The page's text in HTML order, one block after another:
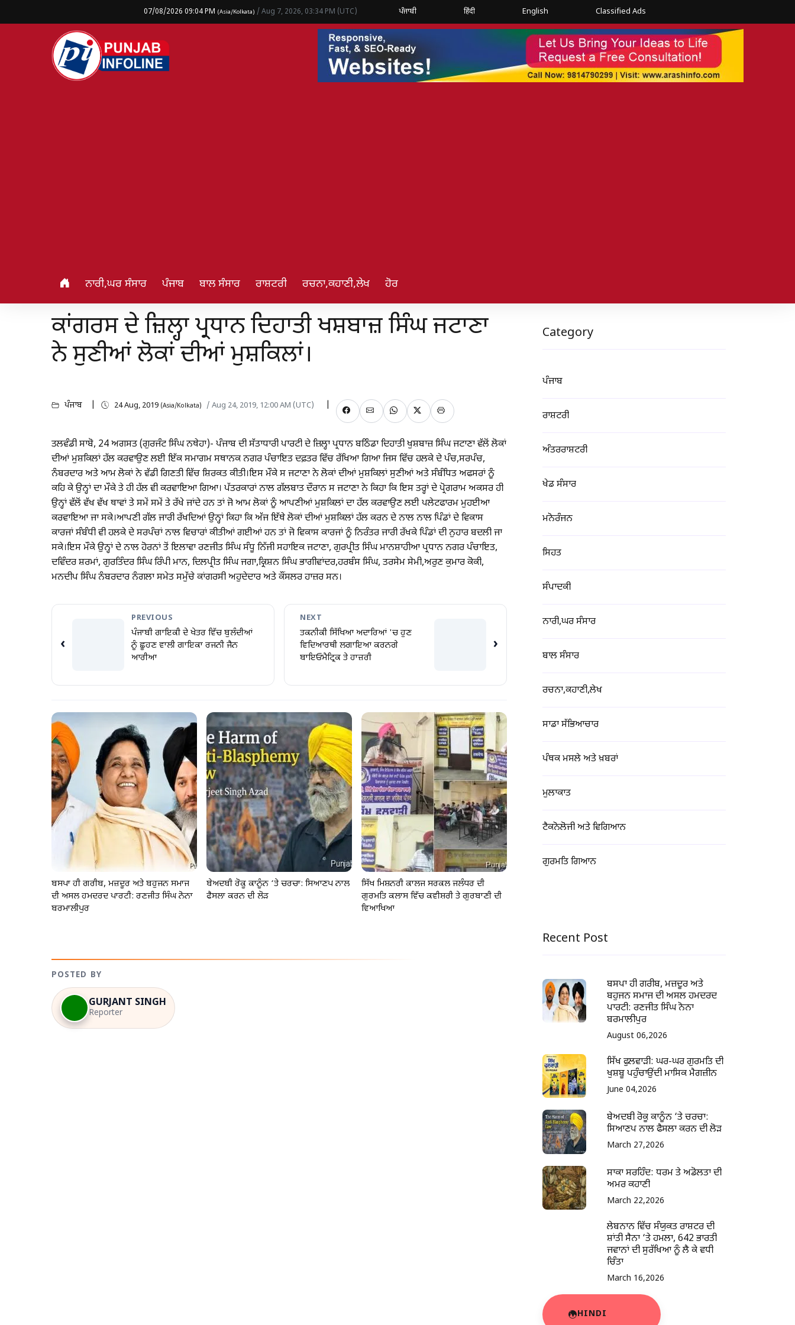
07/08/2026 09:04 PM (Asia/Kolkata) / Aug 7, 2026, 03:34 PM (UTC) ਪੰਜਾਬੀ हिंदी English Classified Ads
ਨਾਰੀ,ਘਰ ਸੰਸਾਰ ਪੰਜਾਬ ਬਾਲ ਸੰਸਾਰ ਰਾਸ਼ਟਰੀ ਰਚਨਾ,ਕਹਾਣੀ,ਲੇਖ ਹੋਰ
ਕਾਂਗਰਸ ਦੇ ਜ਼ਿਲ੍ਹਾ ਪ੍ਰਧਾਨ ਦਿਹਾਤੀ ਖਸ਼ਬਾਜ਼ ਸਿੰਘ ਜਟਾਣਾ
ਨੇ ਸੁਣੀਆਂ ਲੋਕਾਂ ਦੀਆਂ ਮੁਸ਼ਕਿਲਾਂ।
ਪੰਜਾਬ 24 Aug, 2019 (Asia/Kolkata) / Aug 24, 2019, 12:00 AM (UTC)
ਤਲਵੰਡੀ ਸਾਬੋ, 24 ਅਗਸਤ (ਗੁਰਜੰਟ ਸਿੰਘ ਨਥੇਹਾ)- ਪੰਜਾਬ ਦੀ ਸੱਤਾਧਾਰੀ ਪਾਰਟੀ ਦੇ ਜ਼ਿਲ੍ਹਾ ਪ੍ਰਧਾਨ ਬਠਿੰਡਾ ਦਿਹਾਤੀ ਖੁਸ਼ਬਾਜ਼ ਸਿੰਘ ਜਟਾਣਾ ਵੱਲੋਂ ਲੋਕਾਂ
ਦੀਆਂ ਮੁਸ਼ਕਿਲਾਂ ਹੱਲ ਕਰਵਾਉਣ ਲਈ ਇੱਕ ਸਮਾਗਮ ਸਥਾਨਕ ਨਗਰ ਪੰਚਾਇਤ ਦਫ਼ਤਰ ਵਿੱਚ ਰੱਖਿਆ ਗਿਆ ਜਿਸ ਵਿੱਚ ਹਲਕੇ ਦੇ ਪੰਚ,ਸਰਪੰਚ,
ਨੰਬਰਦਾਰ ਅਤੇ ਆਮ ਲੋਕਾਂ ਨੇ ਵੱਡੀ ਗਿਣਤੀ ਵਿੱਚ ਸ਼ਿਰਕਤ ਕੀਤੀ।ਇਸ ਮੌਕੇ ਸ ਜਟਾਣਾ ਨੇ ਲੋਕਾਂ ਦੀਆਂ ਮੁਸ਼ਕਿਲਾਂ ਸੁਣੀਆਂ ਅਤੇ ਸੰਬੰਧਿਤ ਅਫਸਰਾਂ ਨੂੰ
ਕਹਿ ਕੇ ਉਨ੍ਹਾਂ ਦਾ ਮੌਕੇ ਤੇ ਹੀ ਹੱਲ ਵੀ ਕਰਵਾਇਆ ਗਿਆ। ਪੱਤਰਕਾਰਾਂ ਨਾਲ ਗੱਲਬਾਤ ਦੌਰਾਨ ਸ ਜਟਾਣਾ ਨੇ ਕਿਹਾ ਕਿ ਇਸ ਤਰ੍ਹਾਂ ਦੇ ਪ੍ਰੋਗਰਾਮ ਅਕਸਰ ਹੀ
ਉਨ੍ਹਾਂ ਵੱਲੋਂ ਵੱਖ ਵੱਖ ਥਾਵਾਂ ਤੇ ਸਮੇਂ ਸਮੇਂ ਤੇ ਰੱਖੇ ਜਾਂਦੇ ਹਨ ਤਾਂ ਜੋ ਆਮ ਲੋਕਾਂ ਨੂੰ ਆਪਣੀਆਂ ਮੁਸ਼ਕਿਲਾਂ ਦਾ ਹੱਲ ਕਰਵਾਉਣ ਲਈ ਪਲੇਟਫਾਰਮ ਮੁਹਈਆ
ਕਰਵਾਇਆ ਜਾ ਸਕੇ।ਆਪਣੀ ਗੱਲ ਜਾਰੀ ਰੱਖਦਿਆਂ ਉਨ੍ਹਾਂ ਕਿਹਾ ਕਿ ਅੱਜ ਇੱਥੇ ਲੋਕਾਂ ਦੀਆਂ ਮੁਸ਼ਕਿਲਾਂ ਹੱਲ ਕਰਨ ਦੇ ਨਾਲ ਨਾਲ ਪਿੰਡਾਂ ਦੇ ਵਿਕਾਸ
ਕਾਰਜਾਂ ਸੰਬੰਧੀ ਵੀ ਹਲਕੇ ਦੇ ਸਰਪੰਚਾਂ ਨਾਲ ਵਿਚਾਰਾਂ ਕੀਤੀਆਂ ਗਈਆਂ ਹਨ ਤਾਂ ਜੋ ਵਿਕਾਸ ਕਾਰਜਾਂ ਨੂੰ ਨਿਰੰਤਰ ਜਾਰੀ ਰੱਖਕੇ ਪਿੰਡਾਂ ਦੀ ਨੁਹਾਰ ਬਦਲੀ ਜਾ
ਸਕੇ।ਇਸ ਮੌਕੇ ਉਨ੍ਹਾਂ ਦੇ ਨਾਲ ਹੋਰਨਾਂ ਤੋਂ ਇਲਾਵਾ ਰਣਜੀਤ ਸਿੰਘ ਸੰਧੂ ਨਿੱਜੀ ਸਹਾਇਕ ਜਟਾਣਾ, ਗੁਰਪ੍ਰੀਤ ਸਿੰਘ ਮਾਨਸ਼ਾਹੀਆ ਪ੍ਰਧਾਨ ਨਗਰ ਪੰਚਾਇਤ,
ਦਵਿੰਦਰ ਸ਼ਰਮਾਂ, ਗੁਰਤਿੰਦਰ ਸਿੰਘ ਰਿੰਪੀ ਮਾਨ, ਦਿਲਪ੍ਰੀਤ ਸਿੰਘ ਜਗਾ,ਕ੍ਰਿਸ਼ਨ ਸਿੰਘ ਭਾਗੀਵਾਂਦਰ,ਹਰਬੰਸ ਸਿੰਘ, ਤਰਸੇਮ ਸੇਮੀ,ਅਰੁਣ ਕੁਮਾਰ ਕੋਕੀ,
ਮਨਦੀਪ ਸਿੰਘ ਨੰਬਰਦਾਰ ਨੰਗਲਾ ਸਮੇਤ ਸਮੁੱਚੇ ਕਾਂਗਰਸੀ ਅਹੁਦੇਦਾਰ ਅਤੇ ਕੌਂਸਲਰ ਹਾਜ਼ਰ ਸਨ।
‹
PREVIOUS
ਪੰਜਾਬੀ ਗਾਇਕੀ ਦੇ ਖੇਤਰ ਵਿੱਚ ਬੁਲੰਦੀਆਂ
ਨੂੰ ਛੂਹਣ ਵਾਲੀ ਗਾਇਕਾ ਰਜਨੀ ਜੈਨ
ਆਰੀਆ
NEXT
ਤਕਨੀਕੀ ਸਿੱਖਿਆ ਅਦਾਰਿਆਂ 'ਚ ਹੁਣ
ਵਿਦਿਆਰਥੀ ਲਗਾਇਆ ਕਰਨਗੇ
ਬਾਇਓਮੈਟ੍ਰਿਕ ਤੇ ਹਾਜ਼ਰੀ
›
ਬਸਪਾ ਹੀ ਗਰੀਬ, ਮਜ਼ਦੂਰ ਅਤੇ ਬਹੁਜਨ ਸਮਾਜ
ਦੀ ਅਸਲ ਹਮਦਰਦ ਪਾਰਟੀ: ਰਣਜੀਤ ਸਿੰਘ ਨੋਨਾ
ਬਰਮਾਲੀਪੁਰ
ਬੇਅਦਬੀ ਰੋਕੂ ਕਾਨੂੰਨ ‘ਤੇ ਚਰਚਾ: ਸਿਆਣਪ ਨਾਲ
ਫੈਸਲਾ ਕਰਨ ਦੀ ਲੋੜ
ਸਿੱਖ ਮਿਸ਼ਨਰੀ ਕਾਲਜ ਸਰਕਲ ਜਲੰਧਰ ਦੀ
ਗੁਰਮਤਿ ਕਲਾਸ ਵਿੱਚ ਕਵੀਸ਼ਰੀ ਤੇ ਗੁਰਬਾਣੀ ਦੀ
ਵਿਆਖਿਆ
POSTED BY
GURJANT SINGH
Reporter
Category
ਪੰਜਾਬ
ਰਾਸ਼ਟਰੀ
ਅੰਤਰਰਾਸ਼ਟਰੀ
ਖੇਡ ਸੰਸਾਰ
ਮਨੋਰੰਜਨ
ਸਿਹਤ
ਸੰਪਾਦਕੀ
ਨਾਰੀ,ਘਰ ਸੰਸਾਰ
ਬਾਲ ਸੰਸਾਰ
ਰਚਨਾ,ਕਹਾਣੀ,ਲੇਖ
ਸਾਡਾ ਸੱਭਿਆਚਾਰ
ਪੰਥਕ ਮਸਲੇ ਅਤੇ ਖ਼ਬਰਾਂ
ਮੁਲਾਕਾਤ
ਟੈਕਨੋਲੋਜੀ ਅਤੇ ਵਿਗਿਆਨ
ਗੁਰਮਤਿ ਗਿਆਨ
Recent Post
ਬਸਪਾ ਹੀ ਗਰੀਬ, ਮਜ਼ਦੂਰ ਅਤੇ
ਬਹੁਜਨ ਸਮਾਜ ਦੀ ਅਸਲ ਹਮਦਰਦ
ਪਾਰਟੀ: ਰਣਜੀਤ ਸਿੰਘ ਨੋਨਾ
ਬਰਮਾਲੀਪੁਰ
August 06,2026
ਸਿੱਖ ਫੁਲਵਾੜੀ: ਘਰ-ਘਰ ਗੁਰਮਤਿ ਦੀ
ਖੁਸ਼ਬੂ ਪਹੁੰਚਾਉਂਦੀ ਮਾਸਿਕ ਮੈਗਜ਼ੀਨ
June 04,2026
ਬੇਅਦਬੀ ਰੋਕੂ ਕਾਨੂੰਨ ‘ਤੇ ਚਰਚਾ:
ਸਿਆਣਪ ਨਾਲ ਫੈਸਲਾ ਕਰਨ ਦੀ ਲੋੜ
March 27,2026
ਸਾਕਾ ਸਰਹਿੰਦ: ਧਰਮ ਤੇ ਅਡੋਲਤਾ ਦੀ
ਅਮਰ ਕਹਾਣੀ
March 22,2026
ਲੇਬਨਾਨ ਵਿੱਚ ਸੰਯੁਕਤ ਰਾਸ਼ਟਰ ਦੀ
ਸ਼ਾਂਤੀ ਸੈਨਾ ‘ਤੇ ਹਮਲਾ, 642 ਭਾਰਤੀ
ਜਵਾਨਾਂ ਦੀ ਸੁਰੱਖਿਆ ਨੂੰ ਲੈ ਕੇ ਵਧੀ
ਚਿੰਤਾ
March 16,2026
HINDI